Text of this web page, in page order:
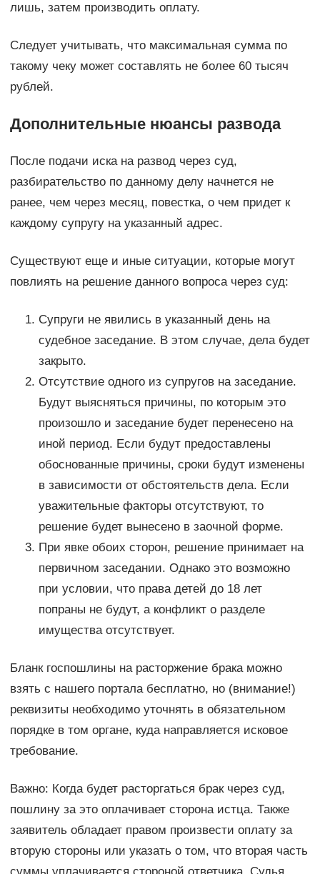
лишь, затем производить оплату.
Следует учитывать, что максимальная сумма по
такому чеку может составлять не более 60 тысяч
рублей.
Дополнительные нюансы развода
После подачи иска на развод через суд,
разбирательство по данному делу начнется не
ранее, чем через месяц, повестка, о чем придет к
каждому супругу на указанный адрес.
Существуют еще и иные ситуации, которые могут
повлиять на решение данного вопроса через суд:
Супруги не явились в указанный день на
судебное заседание. В этом случае, дела будет
закрыто.
Отсутствие одного из супругов на заседание.
Будут выясняться причины, по которым это
произошло и заседание будет перенесено на
иной период. Если будут предоставлены
обоснованные причины, сроки будут изменены
в зависимости от обстоятельств дела. Если
уважительные факторы отсутствуют, то
решение будет вынесено в заочной форме.
При явке обоих сторон, решение принимает на
первичном заседании. Однако это возможно
при условии, что права детей до 18 лет
попраны не будут, а конфликт о разделе
имущества отсутствует.
Бланк госпошлины на расторжение брака можно
взять с нашего портала бесплатно, но (внимание!)
реквизиты необходимо уточнять в обязательном
порядке в том органе, куда направляется исковое
требование.
Важно: Когда будет расторгаться брак через суд,
пошлину за это оплачивает сторона истца. Также
заявитель обладает правом произвести оплату за
вторую стороны или указать о том, что вторая часть